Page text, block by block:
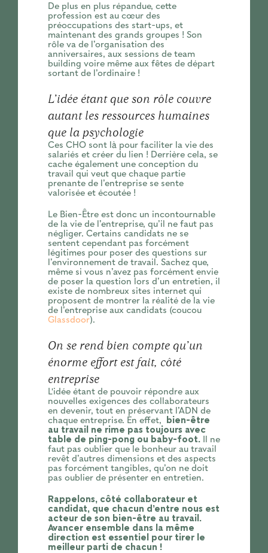
De plus en plus répandue, cette
profession est au cœur des
préoccupations des start-ups, et
maintenant des grands groupes ! Son
rôle va de l’organisation des
anniversaires, aux sessions de team
building voire même aux fêtes de départ
sortant de l’ordinaire !
L’idée étant que son rôle couvre
autant les ressources humaines
que la psychologie
Ces CHO sont là pour faciliter la vie des
salariés et créer du lien ! Derrière cela, se
cache également une conception du
travail qui veut que chaque partie
prenante de l’entreprise se sente
valorisée et écoutée !
Le Bien-Être est donc un incontournable
de la vie de l’entreprise, qu’il ne faut pas
négliger. Certains candidats ne se
sentent cependant pas forcément
légitimes pour poser des questions sur
l’environnement de travail. Sachez que,
même si vous n’avez pas forcément envie
de poser la question lors d’un entretien, il
existe de nombreux sites internet qui
proposent de montrer la réalité de la vie
de l’entreprise aux candidats (coucou
Glassdoor).
On se rend bien compte qu’un
énorme effort est fait, côté
entreprise
L'idée étant de pouvoir répondre aux
nouvelles exigences des collaborateurs
en devenir, tout en préservant l’ADN de
chaque entreprise. En effet,
bien-être
au travail ne rime pas toujours avec
table de ping-pong ou baby-foot.Il ne
faut pas oublier que le bonheur au travail
revêt d’autres dimensions et des aspects
pas forcément tangibles, qu’on ne doit
pas oublier de présenter en entretien.
Rappelons, côté collaborateur et
candidat, que chacun d’entre nous est
acteur de son bien-être au travail.
Avancer ensemble dans la même
direction est essentiel pour tirer le
meilleur parti de chacun !